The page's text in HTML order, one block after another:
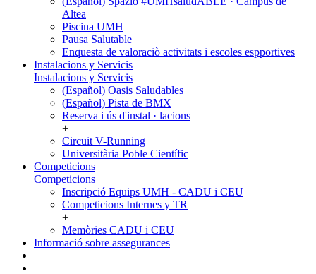
Altea
Piscina UMH
Pausa Salutable
Enquesta de valoraciò activitats i escoles espportives
Instalacions y Servicis
Instalacions y Servicis
(Español) Oasis Saludables
(Español) Pista de BMX
Reserva i ús d'instal · lacions
+
Circuit V-Running
Universitària Poble Científic
Competicions
Competicions
Inscripció Equips UMH - CADU i CEU
Competicions Internes y TR
+
Memòries CADU i CEU
Informació sobre assegurances